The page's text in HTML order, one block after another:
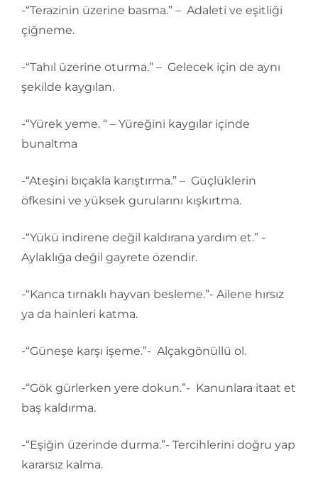
-“Terazinin üzerine basma.” – Adaleti ve eşitliği
çiğneme.
-“Tahıl üzerine oturma.” – Gelecek için de aynı
şekilde kaygılan.
-“Yürek yeme. “ – Yüreğini kaygılar içinde
bunaltma
-“Ateşini bıçakla karıştırma.” – Güçlüklerin
öfkesini ve yüksek gurularını kışkırtma.
-“Yükü indirene değil kaldırana yardım et.” -
Aylaklığa değil gayrete özendir.
-“Kanca tırnaklı hayvan besleme.”- Ailene hırsız
ya da hainleri katma.
-“Güneşe karşı işeme.”- Alçakgönüllü ol.
-“Gök gürlerken yere dokun.”- Kanunlara itaat et
baş kaldırma.
-“Eşiğin üzerinde durma.”- Tercihlerini doğru yap
kararsız kalma.